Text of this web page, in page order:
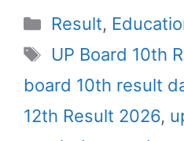
Categories
Result,
Tags
UP Board 10th
board 10th result
12th Result 2026,